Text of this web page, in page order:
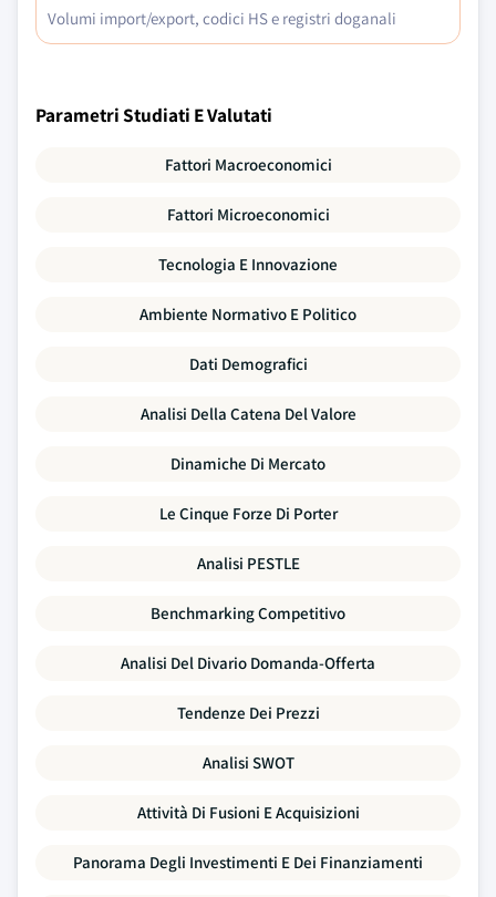
Volumi import/export, codici HS e registri doganali
Parametri Studiati E Valutati
Fattori Macroeconomici
Fattori Microeconomici
Tecnologia E Innovazione
Ambiente Normativo E Politico
Dati Demografici
Analisi Della Catena Del Valore
Dinamiche Di Mercato
Le Cinque Forze Di Porter
Analisi PESTLE
Benchmarking Competitivo
Analisi Del Divario Domanda-Offerta
Tendenze Dei Prezzi
Analisi SWOT
Attività Di Fusioni E Acquisizioni
Panorama Degli Investimenti E Dei Finanziamenti